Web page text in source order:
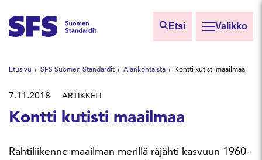
Etsi Valikko
Etsi sivuilta
Hae hakutermillä
Etusivu SFS Suomen Standardit Ajankohtaista Kontti kutisti maailmaa
7.11.2018 ARTIKKELI
Kontti kutisti maailmaa
Rahtiliikenne maailman merillä räjähti kasvuun 1960-